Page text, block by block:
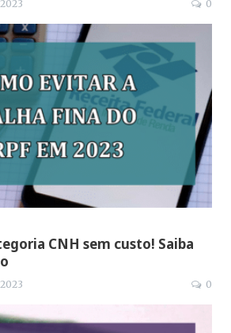
0
CNH sem custo! Saiba
0